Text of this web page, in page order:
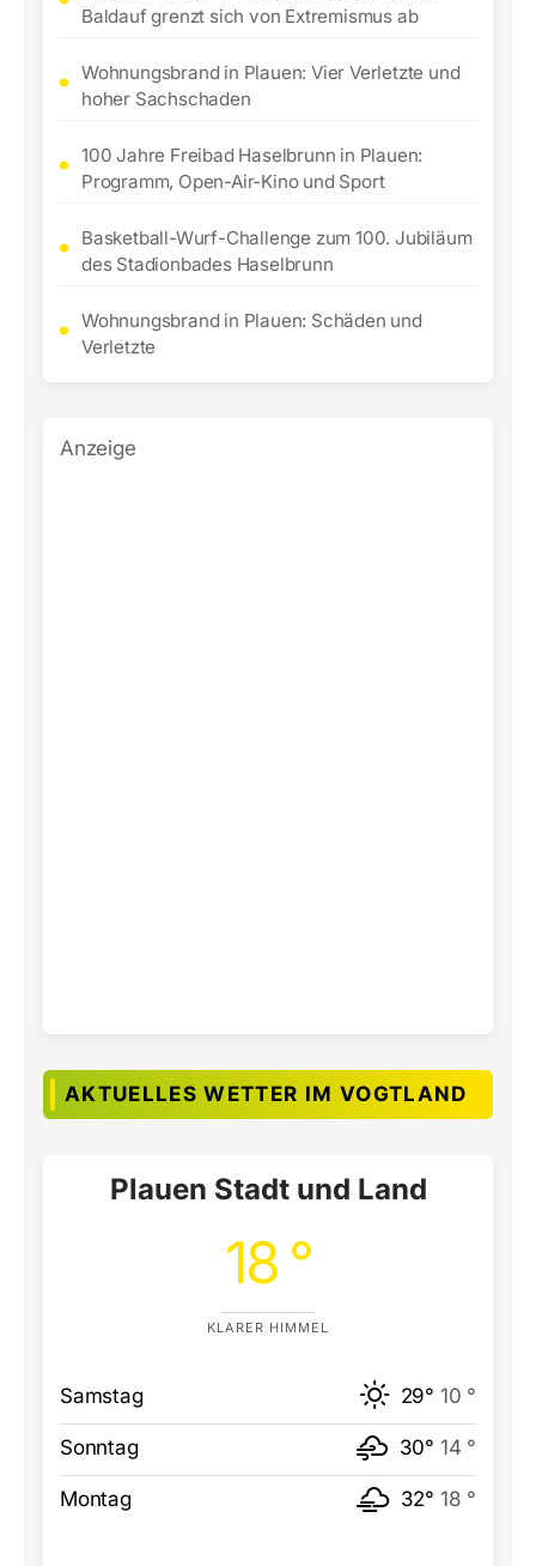
Baldauf grenzt sich von Extremismus ab
Wohnungsbrand in Plauen: Vier Verletzte und
hoher Sachschaden
100 Jahre Freibad Haselbrunn in Plauen:
Programm, Open-Air-Kino und Sport
Basketball-Wurf-Challenge zum 100. Jubiläum
des Stadionbades Haselbrunn
Wohnungsbrand in Plauen: Schäden und
Verletzte
Anzeige
AKTUELLES WETTER IM VOGTLAND
Plauen Stadt und Land
18 °
KLARER HIMMEL
Samstag 29° 10 °
Sonntag 30° 14 °
Montag 32° 18 °